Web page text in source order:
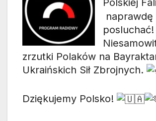
Polskiej
posluchać!
zrzutki Polaków na
Ukraińskich Sił Zbrojnych.
Dziękujemy Polsko!